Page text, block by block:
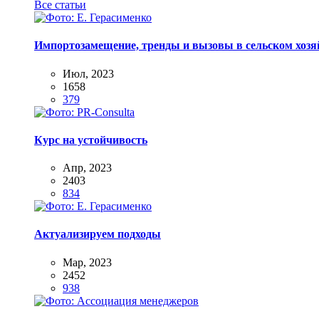
Все статьи
Импортозамещение, тренды и вызовы в сельском
Июл, 2023
1658
379
Курс на устойчивость
Апр, 2023
2403
834
Актуализируем подходы
Мар, 2023
2452
938